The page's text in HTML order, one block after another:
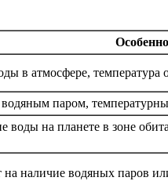
в атмосфере, температура
паром,
воды на планете в зоне
наличие водяных паров